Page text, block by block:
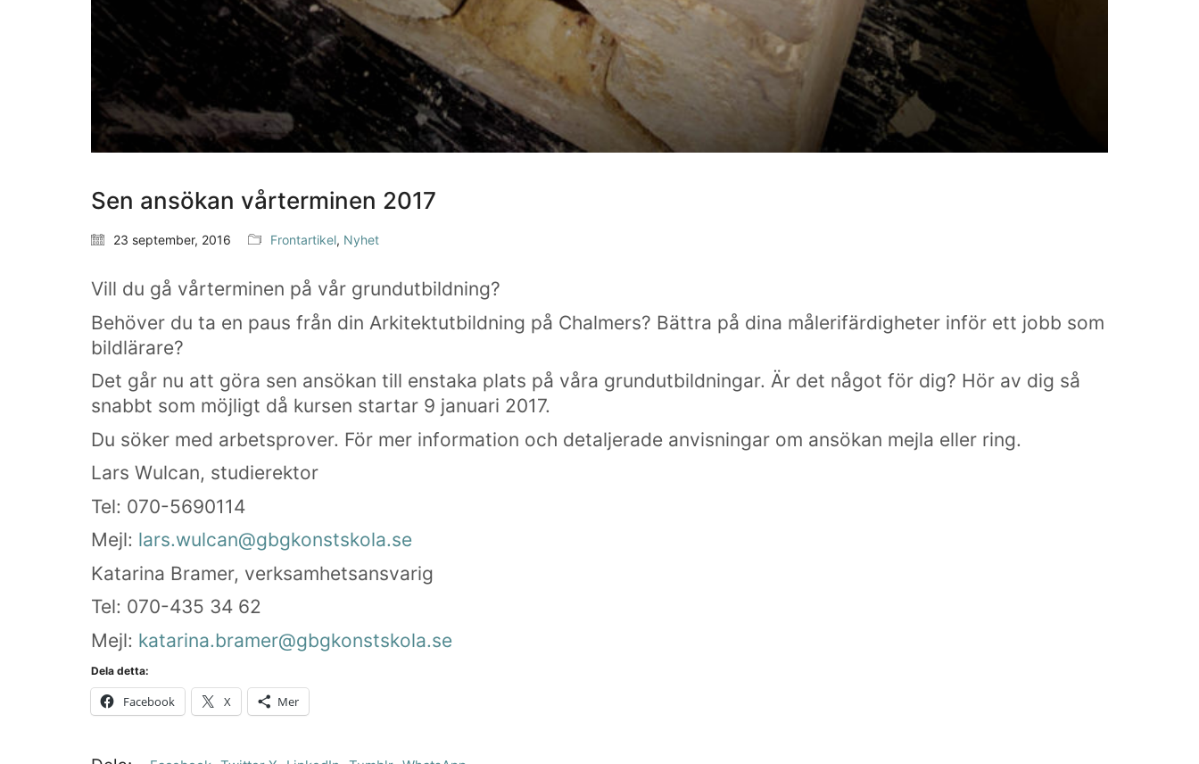
Sen ansökan vårterminen 2017
23 september, 2016 Frontartikel, Nyhet
Vill du gå vårterminen på vår grundutbildning?
Behöver du ta en paus från din Arkitektutbildning på Chalmers? Bättra på dina målerifärdigheter inför ett jobb som
bildlärare?
Det går nu att göra sen ansökan till enstaka plats på våra grundutbildningar. Är det något för dig? Hör av dig så
snabbt som möjligt då kursen startar 9 januari 2017.
Du söker med arbetsprover. För mer information och detaljerade anvisningar om ansökan mejla eller ring.
Lars Wulcan, studierektor
Tel: 070-5690114
Mejl: lars.wulcan@gbgkonstskola.se
Katarina Bramer, verksamhetsansvarig
Tel: 070-435 34 62
Mejl: katarina.bramer@gbgkonstskola.se
Dela detta:
Facebook X Mer